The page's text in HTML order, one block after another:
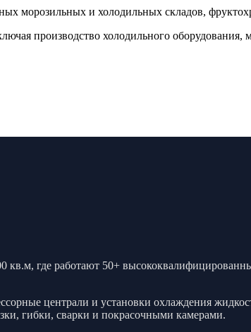
морозильных и холодильных складов,
производство холодильного оборудования,
где работают 50+
централи и установки охлаждения
гибки, сварки и покрасочными камерами.